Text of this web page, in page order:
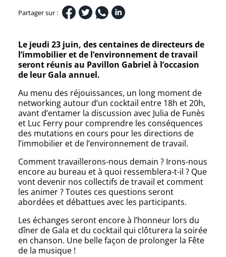
Partager sur :
Le jeudi 23 juin, des centaines de directeurs de
l’immobilier et de l’environnement de travail
seront réunis au Pavillon Gabriel à l’occasion
de leur Gala annuel.
Au menu des réjouissances, un long moment de
networking autour d’un cocktail entre 18h et 20h,
avant d’entamer la discussion avec Julia de Funès
et Luc Ferry pour comprendre les conséquences
des mutations en cours pour les directions de
l’immobilier et de l’environnement de travail.
Comment travaillerons-nous demain ? Irons-nous
encore au bureau et à quoi ressemblera-t-il ? Que
vont devenir nos collectifs de travail et comment
les animer ? Toutes ces questions seront
abordées et débattues avec les participants.
Les échanges seront encore à l’honneur lors du
dîner de Gala et du cocktail qui clôturera la soirée
en chanson. Une belle façon de prolonger la Fête
de la musique !